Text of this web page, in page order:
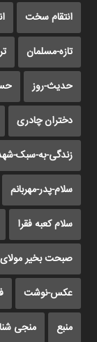
انتقام سخت
تازه-مسلمان
حدیث-روز
دختران چادری
زندگی-به-سبک-
سلام-پدر-مهربانم
سلام کعبه فقرا
صبحت بخیر
عکس-نوشت
منبع منجی